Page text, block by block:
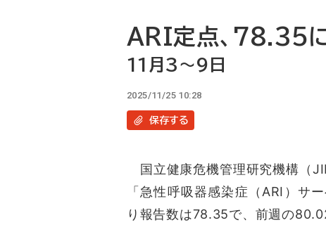
ARI定点、78.35
11月3～9日
2025/11/25 10:28
保存する
国立健康危機管理研究機構（
「急性呼吸器感染症（ARI）サ
り報告数は78.35で、前週の